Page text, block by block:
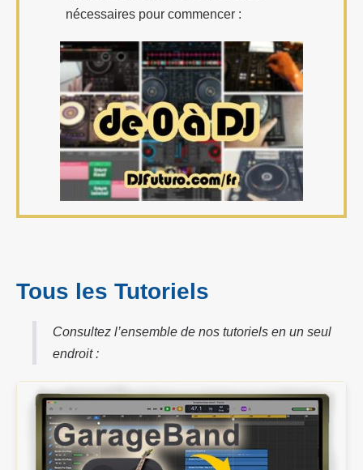
nécessaires pour commencer :
Tous les Tutoriels
Consultez l’ensemble de nos tutoriels en un seul
endroit :